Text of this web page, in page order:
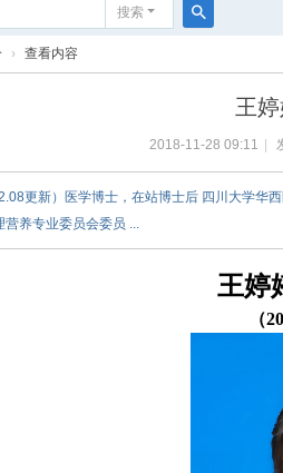
搜索
索
› 查看内容
王
2018-11-28 09:11
更新）医学博士，在站博士后 四川大学华
养专业委员会委员 ...
王婷
（